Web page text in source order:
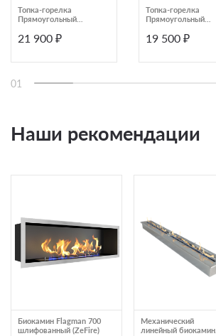
Топка-горелка
Прямоугольный
крышкой внутри
21 900 ₽
Топка-горелка
Прямоугольный
(ZeFire)
19 500 ₽
01
Наши рекомендации
Биокамин Flagman 700
шлифованный (ZeFire)
Механический
линейный биокамин